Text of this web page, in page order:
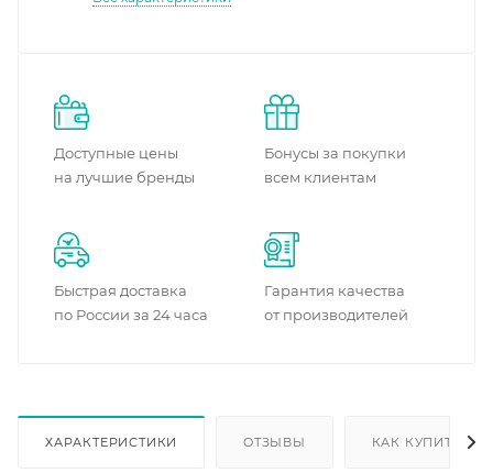
Доступные цены
на лучшие бренды
Бонусы за покупки
всем клиентам
Быстрая доставка
по России за 24 часа
Гарантия качества
от производителей
ХАРАКТЕРИСТИКИ ОТЗЫВЫ КАК КУПИТЬ